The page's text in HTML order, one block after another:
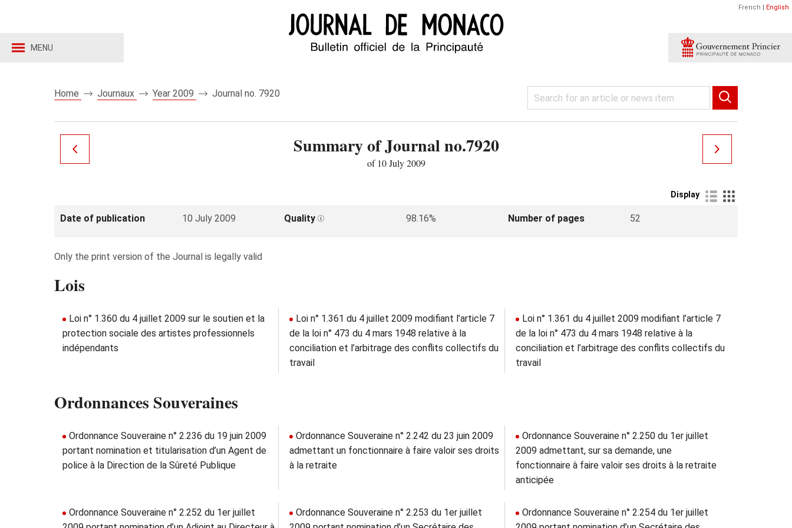
MENU
French | English
Home Journaux Year 2009 Journal no. 7920
Summary of Journal no.7920
of 10 July 2009
Display
Date of publication 10 July 2009 Quality 98.16% Number of pages 52
Only the print version of the Journal is legally valid
Lois
Loi n° 1.360 du 4 juillet 2009 sur le soutien et la
protection sociale des artistes professionnels
indépendants
Loi n° 1.361 du 4 juillet 2009 modifiant l’article 7
de la loi n° 473 du 4 mars 1948 relative à la
conciliation et l’arbitrage des conflits collectifs du
travail
Loi n° 1.361 du 4 juillet 2009 modifiant l’article 7
de la loi n° 473 du 4 mars 1948 relative à la
conciliation et l’arbitrage des conflits collectifs du
travail
Ordonnances Souveraines
Ordonnance Souveraine n° 2.236 du 19 juin 2009
portant nomination et titularisation d’un Agent de
police à la Direction de la Sûreté Publique
Ordonnance Souveraine n° 2.242 du 23 juin 2009
admettant un fonctionnaire à faire valoir ses droits
à la retraite
Ordonnance Souveraine n° 2.250 du 1er juillet
2009 admettant, sur sa demande, une
fonctionnaire à faire valoir ses droits à la retraite
anticipée
Ordonnance Souveraine n° 2.252 du 1er juillet
Ordonnance Souveraine n° 2.253 du 1er juillet
Ordonnance Souveraine n° 2.254 du 1er juillet